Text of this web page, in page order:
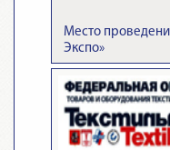
Место
Экспо»